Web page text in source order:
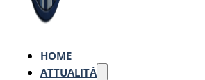
HOME
ATTUALITÀ